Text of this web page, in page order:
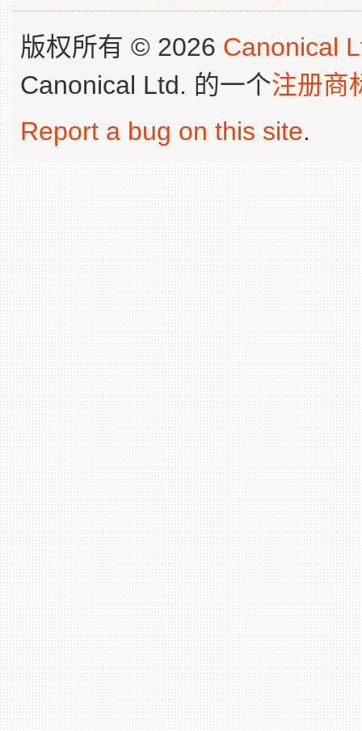
版权所有 © 2026 Canonical
Canonical Ltd. 的一个注册商
Report a bug on this site.